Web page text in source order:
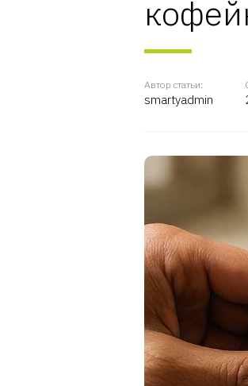
Автор статьи:
smartyadmin